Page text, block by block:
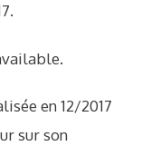
en 12/2017
sur son